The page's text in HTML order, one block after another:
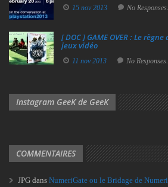
15 nov 2013 No Responses.
[ DOC ] GAME OVER : Le règne
jeux vidéo
11 nov 2013 No Responses.
Instagram GeeK de GeeK
COMMENTAIRES
JPG dans NumeriGate ou le Bridage de